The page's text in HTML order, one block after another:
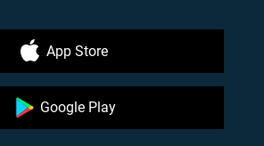
App Store
Google Play